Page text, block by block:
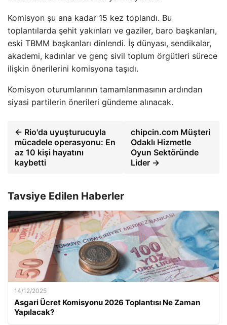
Komisyon şu ana kadar 15 kez toplandı. Bu
toplantılarda şehit yakınları ve gaziler, baro başkanları,
eski TBMM başkanları dinlendi. İş dünyası, sendikalar,
akademi, kadınlar ve genç sivil toplum örgütleri sürece
ilişkin önerilerini komisyona taşıdı.
Komisyon oturumlarının tamamlanmasının ardından
siyasi partilerin önerileri gündeme alınacak.
← Rio'da uyuşturucuyla
mücadele operasyonu: En
az 10 kişi hayatını
kaybetti
chipcin.com Müşteri
Odaklı Hizmetle
Oyun Sektöründe
Lider →
Tavsiye Edilen Haberler
14/12/2025
Asgari Ücret Komisyonu 2026 Toplantısı Ne Zaman
Yapılacak?